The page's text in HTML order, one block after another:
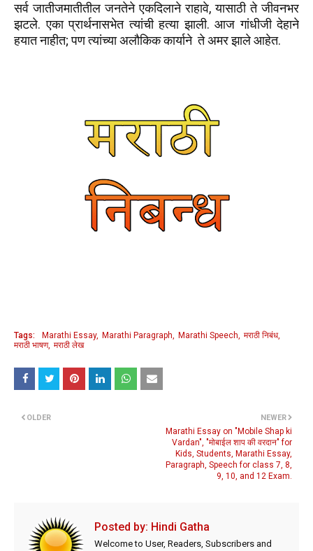
सर्व जातीजमातीतील जनतेने एकदिलाने राहावे, यासाठी ते जीवनभर
झटले. एका प्रार्थनासभेत त्यांची हत्या झाली. आज गांधीजी देहाने
हयात नाहीत; पण त्यांच्या अलौकिक कार्याने ते अमर झाले आहेत.
Tags: Marathi Essay Marathi Paragraph Marathi Speech
मराठी निबंध
मराठी भाषण मराठी लेख
NEWER
Marathi Essay on "Mobile Shap ki
Vardan", "मोबाईल शाप की वरदान" for
Kids, Students, Marathi Essay,
Paragraph, Speech for class 7, 8,
9, 10, and 12 Exam.
OLDER
Posted by: Hindi Gatha
Welcome to User, Readers, Subscribers and